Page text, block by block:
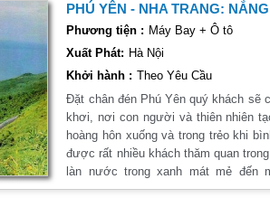
PHÚ YÊN - NHA TRANG:
Phương tiện : Máy Bay + Ô tô
Xuất Phát: Hà Nội
Khởi hành : Theo Yêu Cầu
Đặt chân đén Phú Yên quý khách sẽ
khơi, nơi con người và thiên nhiên
hoàng hôn xuống và trong trẻo khi
được rất nhiều khách thăm quan
làn nước trong xanh mát mẻ đến
trình Nắng Tuy Hòa - Biển Nha